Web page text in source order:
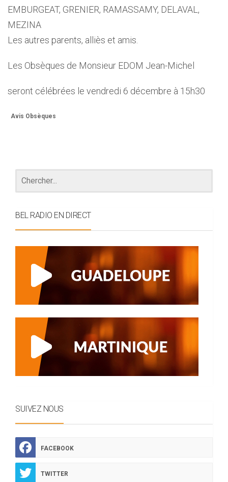
EMBURGEAT, GRENIER, RAMASSAMY, DELAVAL,
MEZINA
Les autres parents, alliès et amis.
Les Obsèques de Monsieur EDOM Jean-Michel
seront célébrées le vendredi 6 décembre à 15h30
Avis Obsèques
BEL RADIO EN DIRECT
SUIVEZ NOUS
FACEBOOK
TWITTER